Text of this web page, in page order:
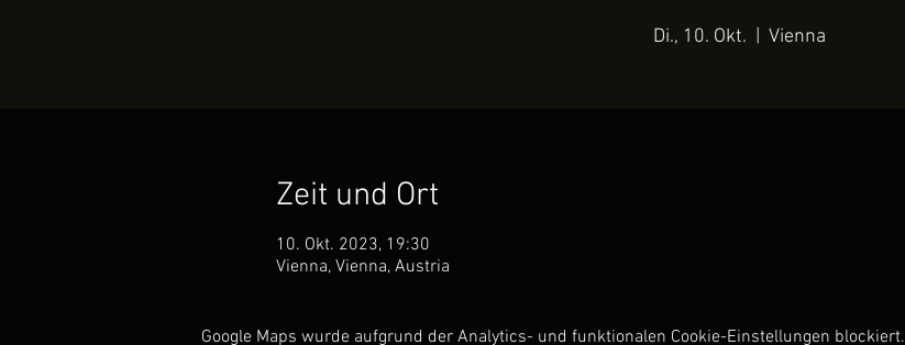
Di., 10. Okt. Vienna
Zeit und Ort
10. Okt. 2023, 19:30
Vienna, Vienna, Austria
Google Maps wurde aufgrund der Analytics- und funktionalen Cookie-Einstellungen blockiert.